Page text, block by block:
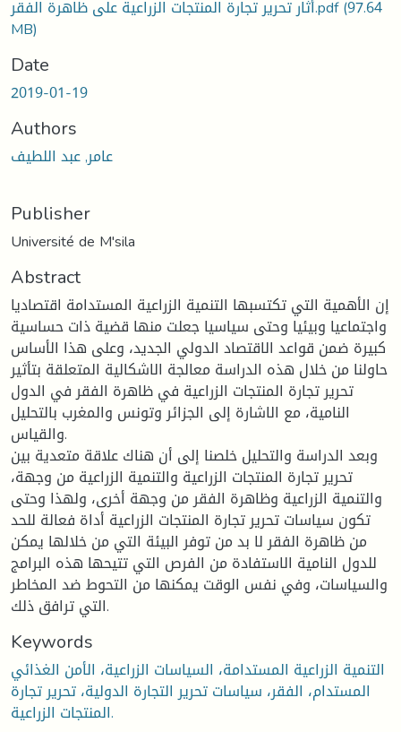
أثار تحرير تجارة المنتجات الزراعية على ظاهرة الفقر.pdf(97.64
MB)
Date
2019-01-19
Authors
عامر, عبد اللطيف
Publisher
Université de M'sila
Abstract
إن الأهمية التي تكتسبها التنمية الزراعية المستدامة اقتصاديا
واجتماعيا وبيئيا وحتى سياسيا جعلت منها قضية ذات حساسية
كبيرة ضمن قواعد الاقتصاد الدولي الجديد، وعلى هذا الأساس
حاولنا من خلال هذه الدراسة معالجة الاشكالية المتعلقة بتأثير
تحرير تجارة المنتجات الزراعية في ظاهرة الفقر في الدول
النامية، مع الاشارة إلى الجزائر وتونس والمغرب بالتحليل
والقياس.
وبعد الدراسة والتحليل خلصنا إلى أن هناك علاقة متعدية بين
تحرير تجارة المنتجات الزراعية والتنمية الزراعية من وجهة،
والتنمية الزراعية وظاهرة الفقر من وجهة أخرى، ولهذا وحتى
تكون سياسات تحرير تجارة المنتجات الزراعية أداة فعالة للحد
من ظاهرة الفقر لا بد من توفر البيئة التي من خلالها يمكن
للدول النامية الاستفادة من الفرص التي تتيحها هذه البرامج
والسياسات، وفي نفس الوقت يمكنها من التحوط ضد المخاطر
التي ترافق ذلك.
Keywords
التنمية الزراعية المستدامة، السياسات الزراعية، الأمن الغذائي
المستدام، الفقر، سياسات تحرير التجارة الدولية، تحرير تجارة
المنتجات الزراعية.